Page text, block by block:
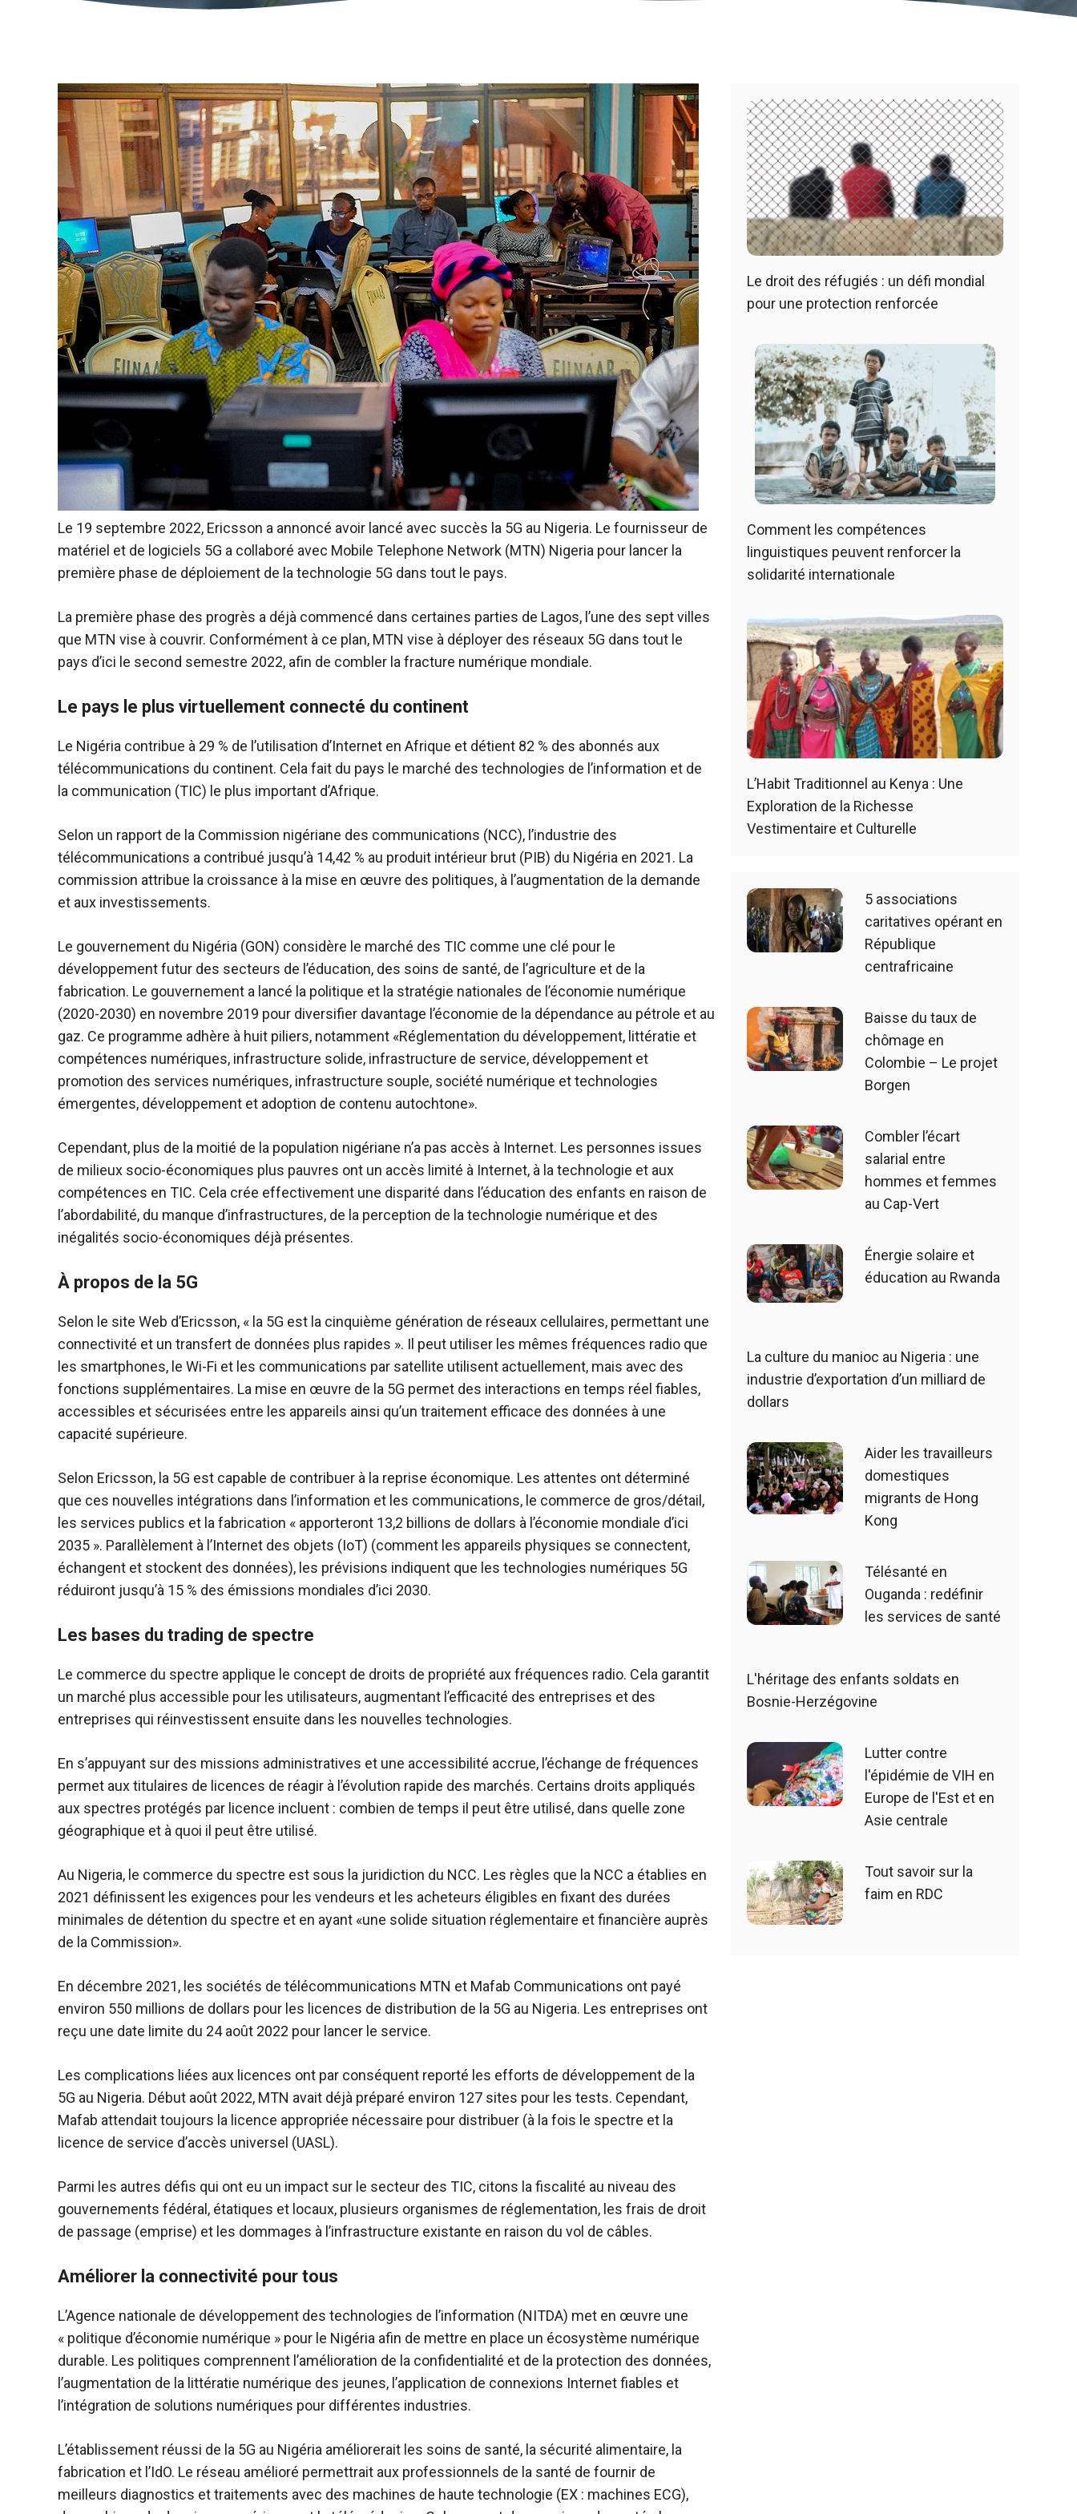
Le 19 septembre 2022, Ericsson a annoncé avoir lancé avec succès la 5G au Nigeria. Le fournisseur de
matériel et de logiciels 5G a collaboré avec Mobile Telephone Network (MTN) Nigeria pour lancer la
première phase de déploiement de la technologie 5G dans tout le pays.
La première phase des progrès a déjà commencé dans certaines parties de Lagos, l’une des sept villes
que MTN vise à couvrir. Conformément à ce plan, MTN vise à déployer des réseaux 5G dans tout le
pays d’ici le second semestre 2022, afin de combler la fracture numérique mondiale.
Le pays le plus virtuellement connecté du continent
Le Nigéria contribue à 29 % de l’utilisation d’Internet en Afrique et détient 82 % des abonnés aux
télécommunications du continent. Cela fait du pays le marché des technologies de l’information et de
la communication (TIC) le plus important d’Afrique.
Selon un rapport de la Commission nigériane des communications (NCC), l’industrie des
télécommunications a contribué jusqu’à 14,42 % au produit intérieur brut (PIB) du Nigéria en 2021. La
commission attribue la croissance à la mise en œuvre des politiques, à l’augmentation de la demande
et aux investissements.
Le gouvernement du Nigéria (GON) considère le marché des TIC comme une clé pour le
développement futur des secteurs de l’éducation, des soins de santé, de l’agriculture et de la
fabrication. Le gouvernement a lancé la politique et la stratégie nationales de l’économie numérique
(2020-2030) en novembre 2019 pour diversifier davantage l’économie de la dépendance au pétrole et au
gaz. Ce programme adhère à huit piliers, notamment «Réglementation du développement, littératie et
compétences numériques, infrastructure solide, infrastructure de service, développement et
promotion des services numériques, infrastructure souple, société numérique et technologies
émergentes, développement et adoption de contenu autochtone».
Cependant, plus de la moitié de la population nigériane n’a pas accès à Internet. Les personnes issues
de milieux socio-économiques plus pauvres ont un accès limité à Internet, à la technologie et aux
compétences en TIC. Cela crée effectivement une disparité dans l’éducation des enfants en raison de
l’abordabilité, du manque d’infrastructures, de la perception de la technologie numérique et des
inégalités socio-économiques déjà présentes.
À propos de la 5G
Selon le site Web d’Ericsson, « la 5G est la cinquième génération de réseaux cellulaires, permettant une
connectivité et un transfert de données plus rapides ». Il peut utiliser les mêmes fréquences radio que
les smartphones, le Wi-Fi et les communications par satellite utilisent actuellement, mais avec des
fonctions supplémentaires. La mise en œuvre de la 5G permet des interactions en temps réel fiables,
accessibles et sécurisées entre les appareils ainsi qu’un traitement efficace des données à une
capacité supérieure.
Selon Ericsson, la 5G est capable de contribuer à la reprise économique. Les attentes ont déterminé
que ces nouvelles intégrations dans l’information et les communications, le commerce de gros/détail,
les services publics et la fabrication « apporteront 13,2 billions de dollars à l’économie mondiale d’ici
2035 ». Parallèlement à l’Internet des objets (IoT) (comment les appareils physiques se connectent,
échangent et stockent des données), les prévisions indiquent que les technologies numériques 5G
réduiront jusqu’à 15 % des émissions mondiales d’ici 2030.
Les bases du trading de spectre
Le commerce du spectre applique le concept de droits de propriété aux fréquences radio. Cela garantit
un marché plus accessible pour les utilisateurs, augmentant l’efficacité des entreprises et des
entreprises qui réinvestissent ensuite dans les nouvelles technologies.
En s’appuyant sur des missions administratives et une accessibilité accrue, l’échange de fréquences
permet aux titulaires de licences de réagir à l’évolution rapide des marchés. Certains droits appliqués
aux spectres protégés par licence incluent : combien de temps il peut être utilisé, dans quelle zone
géographique et à quoi il peut être utilisé.
Au Nigeria, le commerce du spectre est sous la juridiction du NCC. Les règles que la NCC a établies en
2021 définissent les exigences pour les vendeurs et les acheteurs éligibles en fixant des durées
minimales de détention du spectre et en ayant «une solide situation réglementaire et financière auprès
de la Commission».
En décembre 2021, les sociétés de télécommunications MTN et Mafab Communications ont payé
environ 550 millions de dollars pour les licences de distribution de la 5G au Nigeria. Les entreprises ont
reçu une date limite du 24 août 2022 pour lancer le service.
Les complications liées aux licences ont par conséquent reporté les efforts de développement de la
5G au Nigeria. Début août 2022, MTN avait déjà préparé environ 127 sites pour les tests. Cependant,
Mafab attendait toujours la licence appropriée nécessaire pour distribuer (à la fois le spectre et la
licence de service d’accès universel (UASL).
Parmi les autres défis qui ont eu un impact sur le secteur des TIC, citons la fiscalité au niveau des
gouvernements fédéral, étatiques et locaux, plusieurs organismes de réglementation, les frais de droit
de passage (emprise) et les dommages à l’infrastructure existante en raison du vol de câbles.
Améliorer la connectivité pour tous
L’Agence nationale de développement des technologies de l’information (NITDA) met en œuvre une
« politique d’économie numérique » pour le Nigéria afin de mettre en place un écosystème numérique
durable. Les politiques comprennent l’amélioration de la confidentialité et de la protection des données,
l’augmentation de la littératie numérique des jeunes, l’application de connexions Internet fiables et
l’intégration de solutions numériques pour différentes industries.
L’établissement réussi de la 5G au Nigéria améliorerait les soins de santé, la sécurité alimentaire, la
fabrication et l’IdO. Le réseau amélioré permettrait aux professionnels de la santé de fournir de
meilleurs diagnostics et traitements avec des machines de haute technologie (EX : machines ECG),
Le droit des réfugiés : un défi mondial
pour une protection renforcée
Comment les compétences
linguistiques peuvent renforcer la
solidarité internationale
L’Habit Traditionnel au Kenya : Une
Exploration de la Richesse
Vestimentaire et Culturelle
5 associations
caritatives opérant en
République
centrafricaine
Baisse du taux de
chômage en
Colombie – Le projet
Borgen
Combler l’écart
salarial entre
hommes et femmes
au Cap-Vert
Énergie solaire et
éducation au Rwanda
La culture du manioc au Nigeria : une
industrie d’exportation d’un milliard de
dollars
Aider les travailleurs
domestiques
migrants de Hong
Kong
Télésanté en
Ouganda : redéfinir
les services de santé
L'héritage des enfants soldats en
Bosnie-Herzégovine
Lutter contre
l'épidémie de VIH en
Europe de l'Est et en
Asie centrale
Tout savoir sur la
faim en RDC